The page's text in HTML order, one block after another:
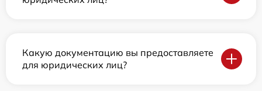
Какую документацию вы предоставляете
для юридических лиц?